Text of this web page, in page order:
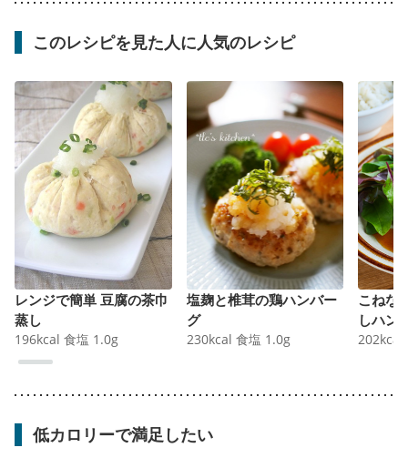
このレシピを見た人に人気のレシピ
レンジで簡単 豆腐の茶巾
蒸し
196kcal 食塩 1.0g
塩麹と椎茸の鶏ハンバー
グ
230kcal 食塩 1.0g
こねな
しハン
202kcal
低カロリーで満足したい